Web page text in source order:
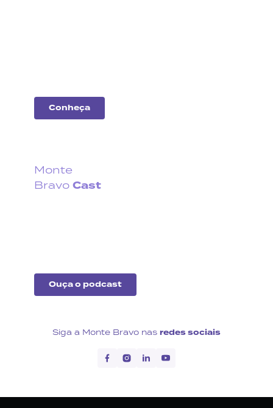
Conheça
Monte
Bravo Cast
Ouça o podcast
Siga a Monte Bravo nas redes sociais